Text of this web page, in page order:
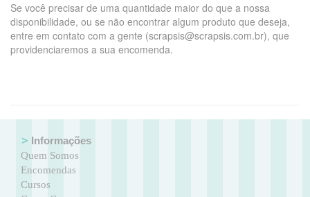
Se você precisar de uma quantidade maior do que a nossa
disponibilidade, ou se não encontrar algum produto que deseja,
entre em contato com a gente (scrapsis@scrapsis.com.br), que
providenciaremos a sua encomenda.
Informações
Quem Somos
Encomendas
Cursos